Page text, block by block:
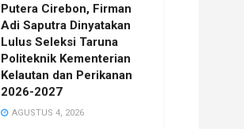
Putera Cirebon, Firman
Adi Saputra Dinyatakan
Lulus Seleksi Taruna
Politeknik Kementerian
Kelautan dan Perikanan
2026-2027
AGUSTUS 4, 2026